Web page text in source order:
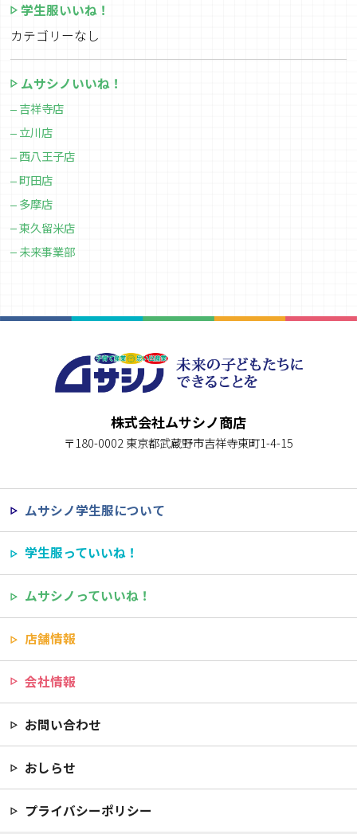
学生服いいね！
カテゴリーなし
ムサシノいいね！
吉祥寺店
立川店
西八王子店
町田店
多摩店
東久留米店
未来事業部
株式会社ムサシノ商店
〒180-0002 東京都武蔵野市吉祥寺東町1-4-15
ムサシノ学生服について
学生服っていいね！
ムサシノっていいね！
店舗情報
会社情報
お問い合わせ
おしらせ
プライバシーポリシー